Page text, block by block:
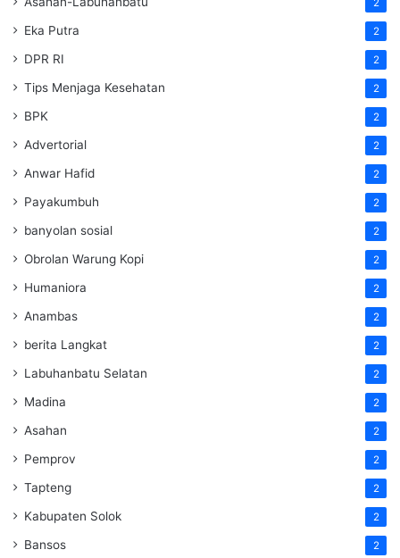
2
Eka Putra 2
DPR RI 2
Tips Menjaga Kesehatan 2
BPK 2
Advertorial 2
Anwar Hafid 2
Payakumbuh 2
banyolan sosial 2
Obrolan Warung Kopi 2
Humaniora 2
Anambas 2
berita Langkat 2
Labuhanbatu Selatan 2
Madina 2
Asahan 2
Pemprov 2
Tapteng 2
Kabupaten Solok 2
Bansos 2